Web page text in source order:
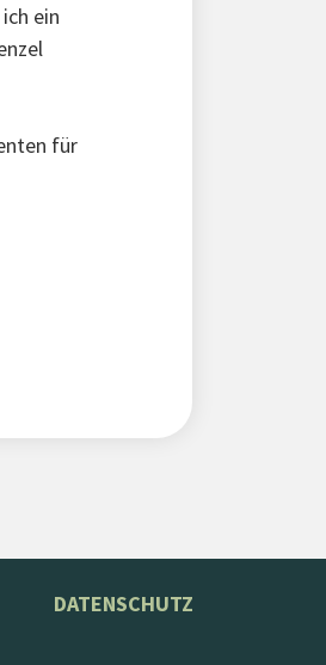
ein
für
DATENSCHUTZ